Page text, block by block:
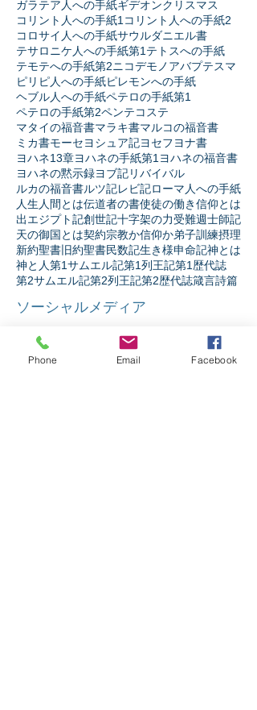
ガラテア人への手紙ギデオンクリスマス
コリント人への手紙1 コリント人への手紙2
コロサイ人への手紙サウルダニエル書
テサロニケ人への手紙第1 テトスへの手紙
テモテへの手紙第2ニコデモ ノアバプテスマ
ピリピ人への手紙ピレモンへの手紙
ヘブル人への手紙ペテロの手紙第1
ペテロの手紙第2ペンテコステ
マタイの福音書マラキ書マルコの福音書
ミカ書モーセヨシュア記ヨセフヨナ書
ヨハネ13章ヨハネの手紙第1 ヨハネの福音書
ヨハネの黙示録ヨブ記リバイバル
ルカの福音書ルツ記レビ記ローマ人への手紙
人生 人間とは伝道者の書使徒の働き信仰とは
出エジプト記創世記十字架の力受難週士師記
天の御国とは契約宗教か信仰か弟子訓練摂理
新約聖書 旧約聖書民数記生き様申命記神とは
神と人第1サムエル記第1列王記第1歴代誌
第2サムエル記第2列王記第2歴代誌箴言詩篇
ソーシャルメディア
Phone Email Facebook